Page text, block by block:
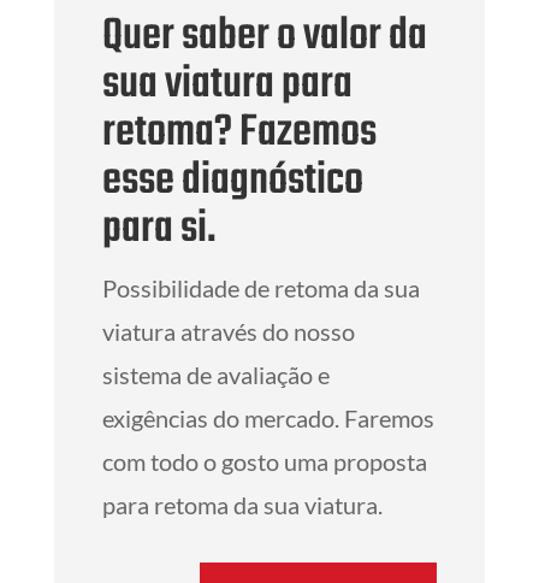
Quer saber o valor da
sua viatura para
retoma? Fazemos
esse diagnóstico
para si.
Possibilidade de retoma da sua
viatura através do nosso
sistema de avaliação e
exigências do mercado. Faremos
com todo o gosto uma proposta
para retoma da sua viatura.